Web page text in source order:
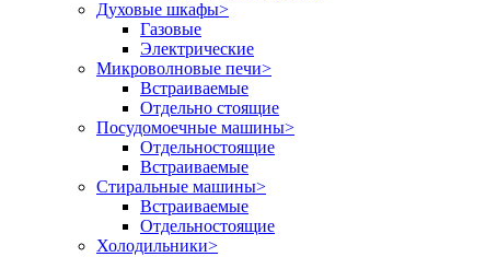
Духовые шкафы>
Газовые
Электрические
Микроволновые печи>
Встраиваемые
Отдельно стоящие
Посудомоечные машины>
Отдельностоящие
Встраиваемые
Стиральные машины>
Встраиваемые
Отдельностоящие
Холодильники>